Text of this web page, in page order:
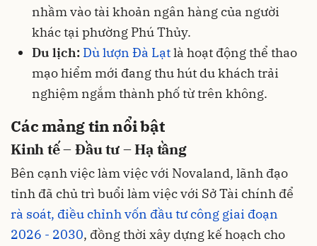
nhầm vào tài khoản ngân hàng của người
khác tại phường Phú Thủy.
Du lịch: Dù lượn Đà Lạtlà hoạt động thể thao
mạo hiểm mới đang thu hút du khách trải
nghiệm ngắm thành phố từ trên không.
Các mảng tin nổi bật
Kinh tế – Đầu tư – Hạ tầng
Bên cạnh việc làm việc với Novaland, lãnh đạo
tỉnh đã chủ trì buổi làm việc với Sở Tài chính để
rà soát, điều chỉnh vốn đầu tư công giai đoạn
2026 - 2030, đồng thời xây dựng kế hoạch cho